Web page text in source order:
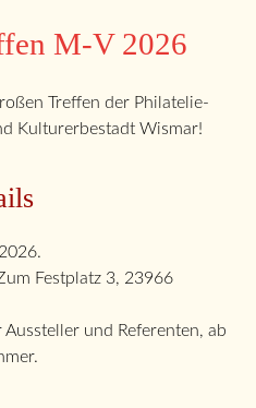
M-V 2026
Treffen der Philatelie-
Kulturerbestadt Wismar!
Festplatz 3, 23966
und Referenten, ab